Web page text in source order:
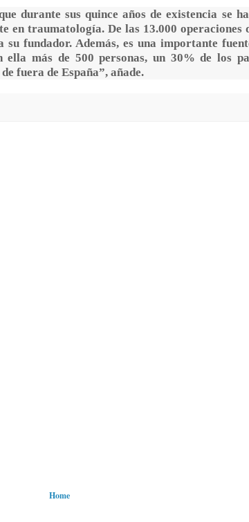
durante sus quince años de existencia se
en traumatología. De las 13.000 operaciones
fundador. Además, es una importante
más de 500 personas, un 30% de los
fuera de España”, añade.
Home